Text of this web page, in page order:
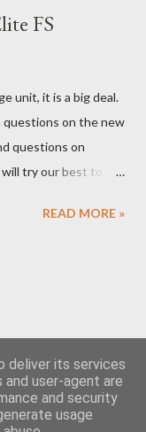
FS
unit, it is a big deal.
questions on the new
questions on
try our best to
READ MORE »
deliver its services
user-agent are
and security
usage